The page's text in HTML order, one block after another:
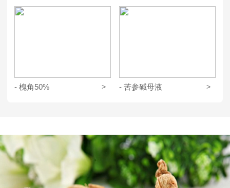
- 槐角50% > - 苦参碱母液 >